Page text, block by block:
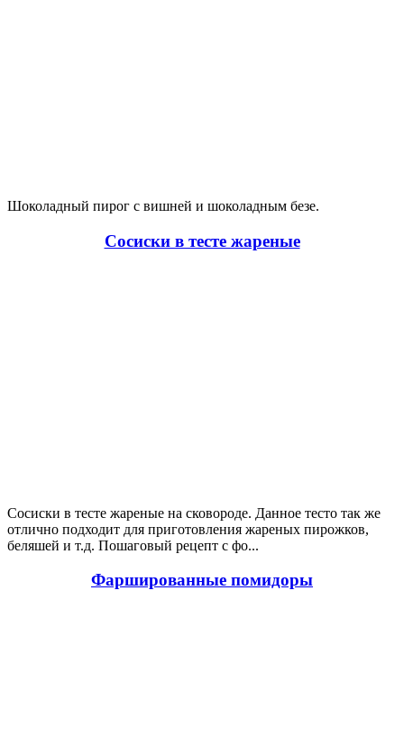
Шоколадный пирог с вишней и шоколадным безе.
Сосиски в тесте жареные
Сосиски в тесте жареные на сковороде. Данное тесто так же
отлично подходит для приготовления жареных пирожков,
беляшей и т.д. Пошаговый рецепт с фо...
Фаршированные помидоры